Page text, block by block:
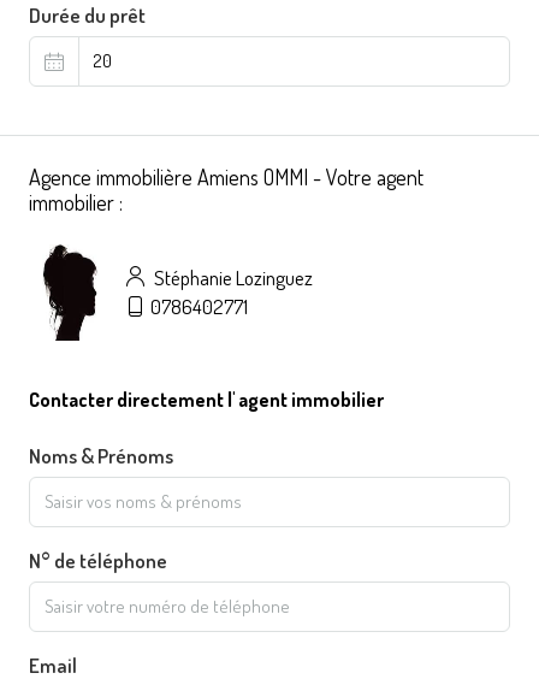
Durée du prêt
Agence immobilière Amiens OMMI - Votre agent
immobilier :
Stéphanie Lozinguez
0786402771
Contacter directement l' agent immobilier
Noms & Prénoms
N° de téléphone
Email